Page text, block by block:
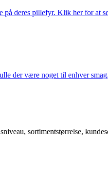
deres pillefyr. Klik her for at
der være noget til enhver
sortimentstørrelse,